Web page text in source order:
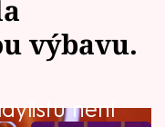
výbavu.
není